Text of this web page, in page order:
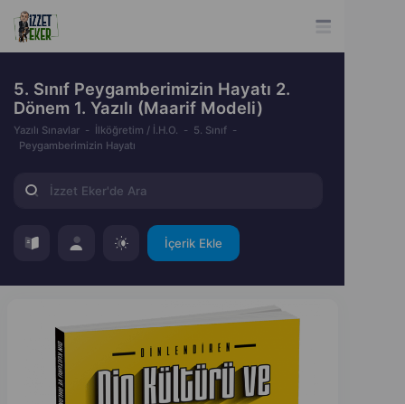
5. Sınıf Peygamberimizin Hayatı 2.
Dönem 1. Yazılı (Maarif Modeli)
Yazılı Sınavlar İlköğretim / İ.H.O.
5. Sınıf
Peygamberimizin Hayatı
İçerik Ekle